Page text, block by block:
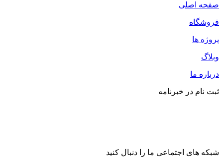
صفحه اصلی
فروشگاه
پروژه ها
وبلاگ
درباره ما
ثبت نام در خبرنامه
شبکه های اجتماعی ما را دنبال کنید